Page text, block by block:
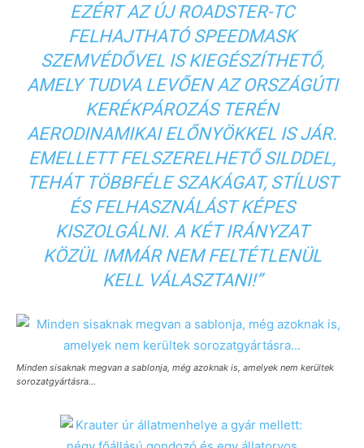
EZÉRT AZ ÚJ ROADSTER-TC
FELHAJTHATÓ SPEEDMASK
SZEMVÉDŐVEL IS KIEGÉSZÍTHETŐ,
AMELY TUDVA LEVŐEN AZ ORSZÁGÚTI
KERÉKPÁROZÁS TERÉN
AERODINAMIKAI ELŐNYÖKKEL IS JÁR.
EMELLETT FELSZERELHETŐ SILDDEL,
TEHÁT TÖBBFÉLE SZAKÁGAT, STÍLUST
ÉS FELHASZNÁLÁST KÉPES
KISZOLGÁLNI. A KÉT IRÁNYZAT
KÖZÜL IMMÁR NEM FELTÉTLENÜL
KELL VÁLASZTANI!”
Minden sisaknak megvan a sablonja, még azoknak is, amelyek nem kerültek
sorozatgyártásra…